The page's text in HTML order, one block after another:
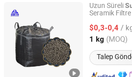
Uzun Süreli
Seramik Filtre
$0,3-0,4 /
1 kg (MOQ)
Talep
Shijiazhuang Huabang Mineral
Hebei, China Fiyat 2020